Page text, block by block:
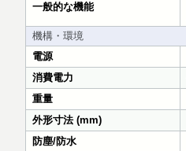
一般的な機能
機構・環境
電源
消費電力
重量
外形寸法 (mm)
防塵/防水